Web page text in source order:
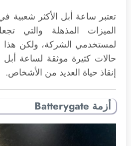
تعتبر ساعة أبل الأكثر شعبية
الميزات المذهلة والتي
لمستخدمي الشركة، ولكن
حالات كثيرة موثقة لساعة
إنقاذ حياة العديد من الأشخاص.
أزمة Batterygate